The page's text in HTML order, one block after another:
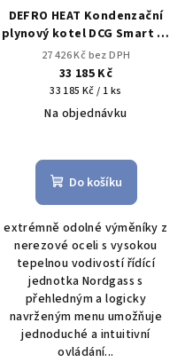
DEFRO HEAT Kondenzační
plynový kotel DCG Smart 20
2F
27 426 Kč bez DPH
33 185 Kč
Měrná
cena:
33 185 Kč / 1 ks
Na objednávku
hodnocení
produktu
z
5
hvězdiček.
Do košíku
extrémně odolné výměníky z
nerezové oceli s vysokou
tepelnou vodivostí řídící
jednotka Nordgass s
přehledným a logicky
navrženým menu umožňuje
jednoduché a intuitivní
ovládání...